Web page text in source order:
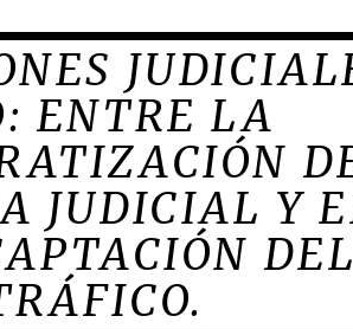
ENTRE LA
JUDICIAL Y
DEL